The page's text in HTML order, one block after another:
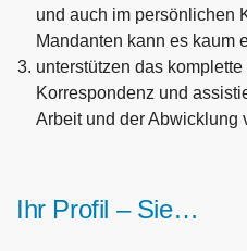
und auch im persönlichen
Mandanten kann es kaum
unterstützen das
Korrespondenz und
Arbeit und der Abwicklung
Ihr Profil – Sie…